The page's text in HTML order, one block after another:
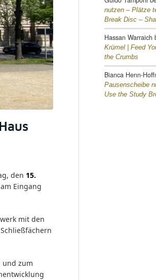
den 15.
Eingang
mit den
und zum
nutzen – Plätze
Break Disc –
Hassan Warraich
Krümel | Feed
the Crumbs
Bianca Henn-
Pausenscheibe
Use the Study